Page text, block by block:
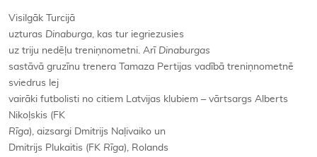
Visilgāk Turcijā
uzturas Dinaburga, kas tur iegriezusies
uz triju nedēļu treniņnometni. Arī Dinaburgas
sastāvā gruzīnu trenera Tamaza Pertijas vadībā treniņnometnē
sviedrus lej
vairāki futbolisti no citiem Latvijas klubiem – vārtsargs Alberts
Nikoļskis (FK
Rīga), aizsargi Dmitrijs Naļivaiko un
Dmitrijs Plukaitis (FK Rīga), Rolands